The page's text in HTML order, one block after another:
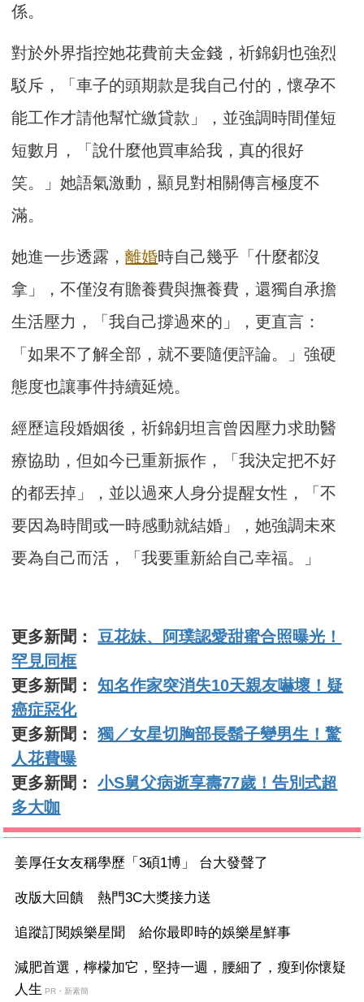
係。
對於外界指控她花費前夫金錢，祈錦鈅也強烈
駁斥，「車子的頭期款是我自己付的，懷孕不
能工作才請他幫忙繳貸款」，並強調時間僅短
短數月，「說什麼他買車給我，真的很好
笑。」她語氣激動，顯見對相關傳言極度不
滿。
她進一步透露，離婚時自己幾乎「什麼都沒
拿」，不僅沒有贍養費與撫養費，還獨自承擔
生活壓力，「我自己撐過來的」，更直言：
「如果不了解全部，就不要隨便評論。」強硬
態度也讓事件持續延燒。
經歷這段婚姻後，祈錦鈅坦言曾因壓力求助醫
療協助，但如今已重新振作，「我決定把不好
的都丟掉」，並以過來人身分提醒女性，「不
要因為時間或一時感動就結婚」，她強調未來
要為自己而活，「我要重新給自己幸福。」
更多新聞：豆花妹、阿璞認愛甜蜜合照曝光！
罕見同框
更多新聞：知名作家突消失10天親友嚇壞！疑
癌症惡化
更多新聞：獨／女星切胸部長鬍子變男生！驚
人花費曝
更多新聞：小S舅父病逝享壽77歲！告別式超
多大咖
姜厚任女友稱學歷「3碩1博」 台大發聲了
改版大回饋 熱門3C大獎接力送
追蹤訂閱娛樂星聞 給你最即時的娛樂星鮮事
減肥首選，檸檬加它，堅持一週，腰細了，瘦到你懷疑
人生 PR・新素簡